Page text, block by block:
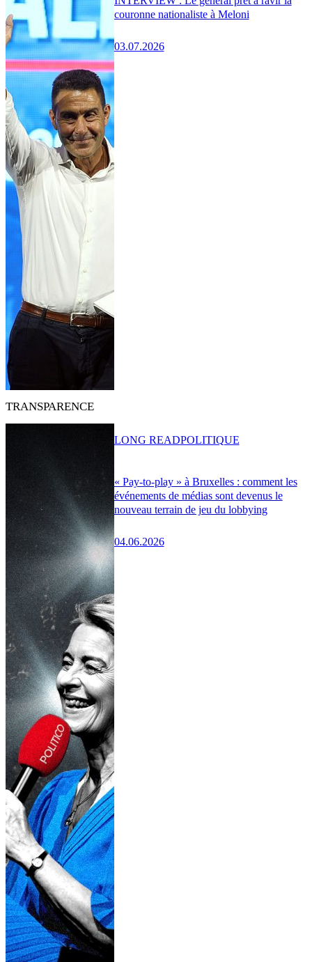
couronne nationaliste à Meloni
03.07.2026
TRANSPARENCE
« Pay-to-play » à Bruxelles : comment les
événements de médias sont devenus le
nouveau terrain de jeu du lobbying
04.06.2026
LONG READPOLITIQUE